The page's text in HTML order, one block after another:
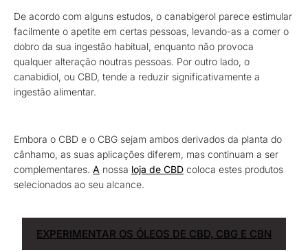
De acordo com alguns estudos, o canabigerol parece estimular
facilmente o apetite em certas pessoas, levando-as a comer o
dobro da sua ingestão habitual, enquanto não provoca
qualquer alteração noutras pessoas. Por outro lado, o
canabidiol, ou CBD, tende a reduzir significativamente a
ingestão alimentar.
Embora o CBD e o CBG sejam ambos derivados da planta do
cânhamo, as suas aplicações diferem, mas continuam a ser
complementares. A nossa loja de CBD coloca estes produtos
selecionados ao seu alcance.
EXPERIMENTAR OS ÓLEOS DE CBD, CBG E CBN